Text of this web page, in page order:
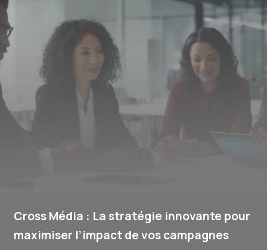
Cross Média : La stratégie innovante pour
maximiser l’impact de vos campagnes